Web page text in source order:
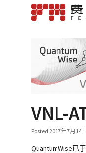
VNL-
Posted2017年7月14日
QuantumWise已